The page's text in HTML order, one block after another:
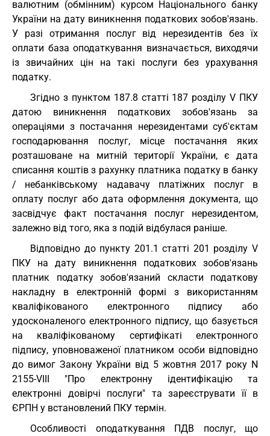
валютним (обмінним) курсом Національного банку
України на дату виникнення податкових зобов'язань.
У разі отримання послуг від нерезидентів без їх
оплати база оподаткування визначається, виходячи
із звичайних цін на такі послуги без урахування
податку.
Згідно з пунктом 187.8 статті 187 розділу V ПКУ
датою виникнення податкових зобов'язань за
операціями з постачання нерезидентами суб'єктам
господарювання послуг, місце постачання яких
розташоване на митній території України, є дата
списання коштів з рахунку платника податку в банку
/ небанківському надавачу платіжних послуг в
оплату послуг або дата оформлення документа, що
засвідчує факт постачання послуг нерезидентом,
залежно від того, яка з подій відбулася раніше.
Відповідно до пункту 201.1 статті 201 розділу V
ПКУ на дату виникнення податкових зобов'язань
платник податку зобов'язаний скласти податкову
накладну в електронній формі з використанням
кваліфікованого електронного підпису або
удосконаленого електронного підпису, що базується
на кваліфікованому сертифікаті електронного
підпису, уповноваженої платником особи відповідно
до вимог Закону України від 5 жовтня 2017 року N
2155-VIII "Про електронну ідентифікацію та
електронні довірчі послуги" та зареєструвати її в
ЄРПН у встановлений ПКУ термін.
Особливості оподаткування ПДВ послуг, що